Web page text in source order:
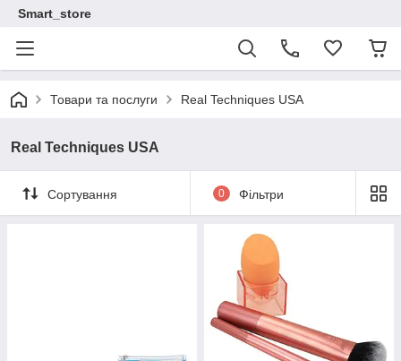
Smart_store
Товари та послуги Real Techniques USA
Real Techniques USA
Сортування 0 Фільтри